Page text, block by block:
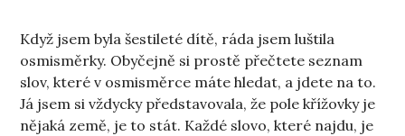
Když jsem byla šestileté dítě, ráda jsem luštila
osmisměrky. Obyčejně si prostě přečtete seznam
slov, které v osmisměrce máte hledat, a jdete na to.
Já jsem si vždycky představovala, že pole křížovky je
nějaká země, je to stát. Každé slovo, které najdu, je